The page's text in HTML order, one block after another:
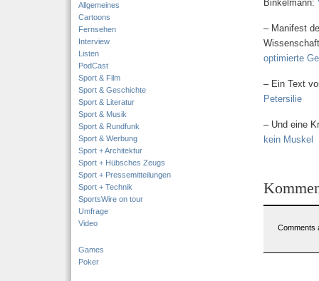
Allgemeines
Cartoons
Fernsehen
Interview
Listen
PodCast
Sport & Film
Sport & Geschichte
Sport & Literatur
Sport & Musik
Sport & Rundfunk
Sport & Werbung
Sport + Architektur
Sport + Hübsches Zeugs
Sport + Pressemitteilungen
Sport + Technik
SportsWire on tour
Umfrage
Video
Games
Poker
Binkelmann:
– Manifest
optimierte
– Ein Text
Petersilie
– Und eine
kein Muskel
Comments